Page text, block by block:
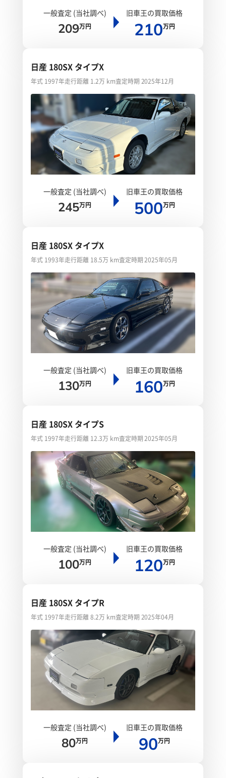
一般査定 (当社調べ)
209万円
旧車王の買取価格
210万円
日産 180SX タイプX
年式 1997年走行距離 1.2万 km査定時期 2025年12月
一般査定 (当社調べ)
245万円
旧車王の買取価格
500万円
日産 180SX タイプX
年式 1993年走行距離 18.5万 km査定時期 2025年05月
一般査定 (当社調べ)
130万円
旧車王の買取価格
160万円
日産 180SX タイプS
年式 1997年走行距離 12.3万 km査定時期 2025年05月
一般査定 (当社調べ)
100万円
旧車王の買取価格
120万円
日産 180SX タイプR
年式 1997年走行距離 8.2万 km査定時期 2025年04月
一般査定 (当社調べ)
80万円
旧車王の買取価格
90万円